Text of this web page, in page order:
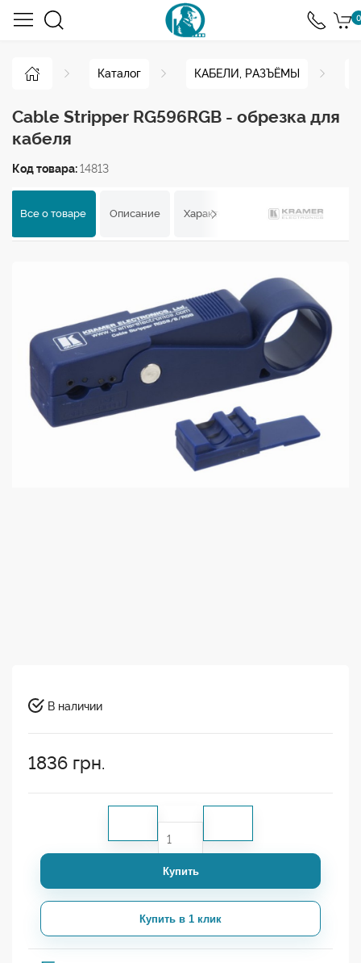
0
Каталог КАБЕЛИ, РАЗЪЁМЫ
Cable Stripper RG596RGB - обрезка для
кабеля
Код товара:14813
Все о товаре Описание Характеристики Отзывы
В наличии
1836 грн.
Купить
Купить в 1 клик